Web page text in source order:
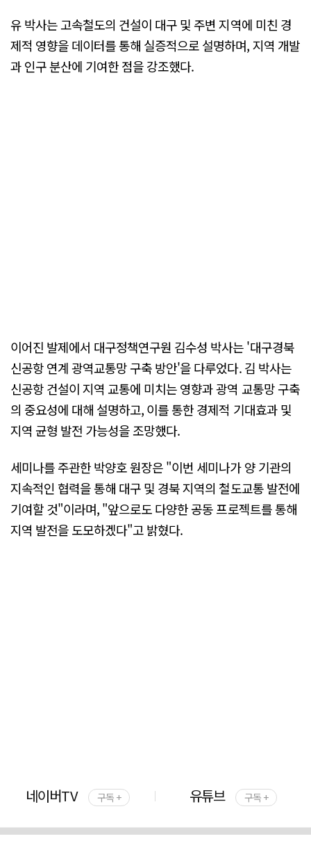
유 박사는 고속철도의 건설이 대구 및 주변 지역에 미친 경
제적 영향을 데이터를 통해 실증적으로 설명하며, 지역 개발
과 인구 분산에 기여한 점을 강조했다.
이어진 발제에서 대구정책연구원 김수성 박사는 '대구경북
신공항 연계 광역교통망 구축 방안'을 다루었다. 김 박사는
신공항 건설이 지역 교통에 미치는 영향과 광역 교통망 구축
의 중요성에 대해 설명하고, 이를 통한 경제적 기대효과 및
지역 균형 발전 가능성을 조망했다.
세미나를 주관한 박양호 원장은 "이번 세미나가 양 기관의
지속적인 협력을 통해 대구 및 경북 지역의 철도교통 발전에
기여할 것"이라며, "앞으로도 다양한 공동 프로젝트를 통해
지역 발전을 도모하겠다"고 밝혔다.
네이버TV 구독 + 유튜브 구독 +